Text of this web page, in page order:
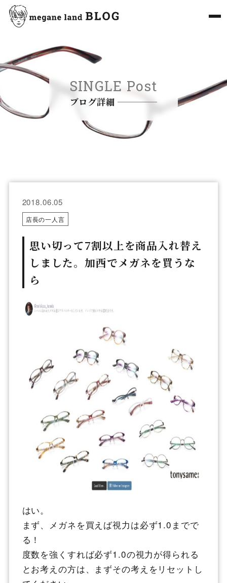
SINGLE Post
ブログ詳細
2018.06.05
店長の一人言
思い切って7割以上を商品入れ替え
しました。加西でメガネを買うな
ら
はい。
まず、メガネを買えば視力は必ず1.0までで
る！
度数を強くすれば必ず1.0の視力が得られる
とお考えの方は、まずその考えをリセットし